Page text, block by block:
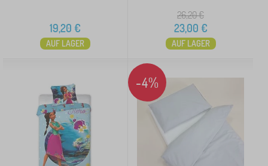
19,20 €
AUF LAGER
26,20€
23,00 €
AUF LAGER
-4%